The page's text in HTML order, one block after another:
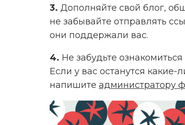
3. Дополняйте свой блог,
не забывайте отправлять
они поддержали вас.
4. Не забудьте
Если у вас останутся
напишите администратору